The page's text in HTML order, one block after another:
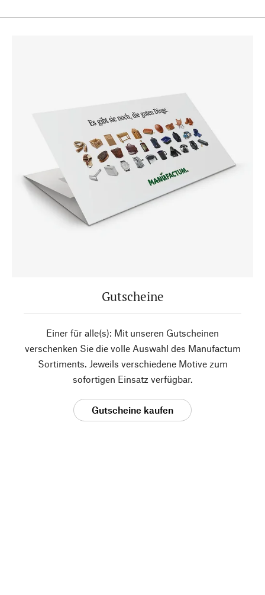
Gutscheine
Einer für alle(s): Mit unseren Gutscheinen
verschenken Sie die volle Auswahl des Manufactum
Sortiments. Jeweils verschiedene Motive zum
sofortigen Einsatz verfügbar.
Gutscheine kaufen